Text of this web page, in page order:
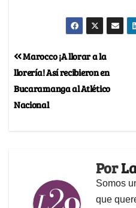
Marocco ¡A llorar a la
llorería! Así recibieron en
Bucaramanga al Atlético
Nacional
Por
Somos
que